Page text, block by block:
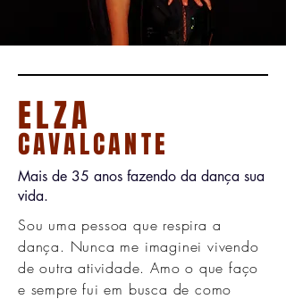
ELZA
CAVALCANTE
Mais de 35 anos fazendo da dança sua
vida.
Sou uma pessoa que respira a
dança. Nunca me imaginei vivendo
de outra atividade. Amo o que faço
e sempre fui em busca de como